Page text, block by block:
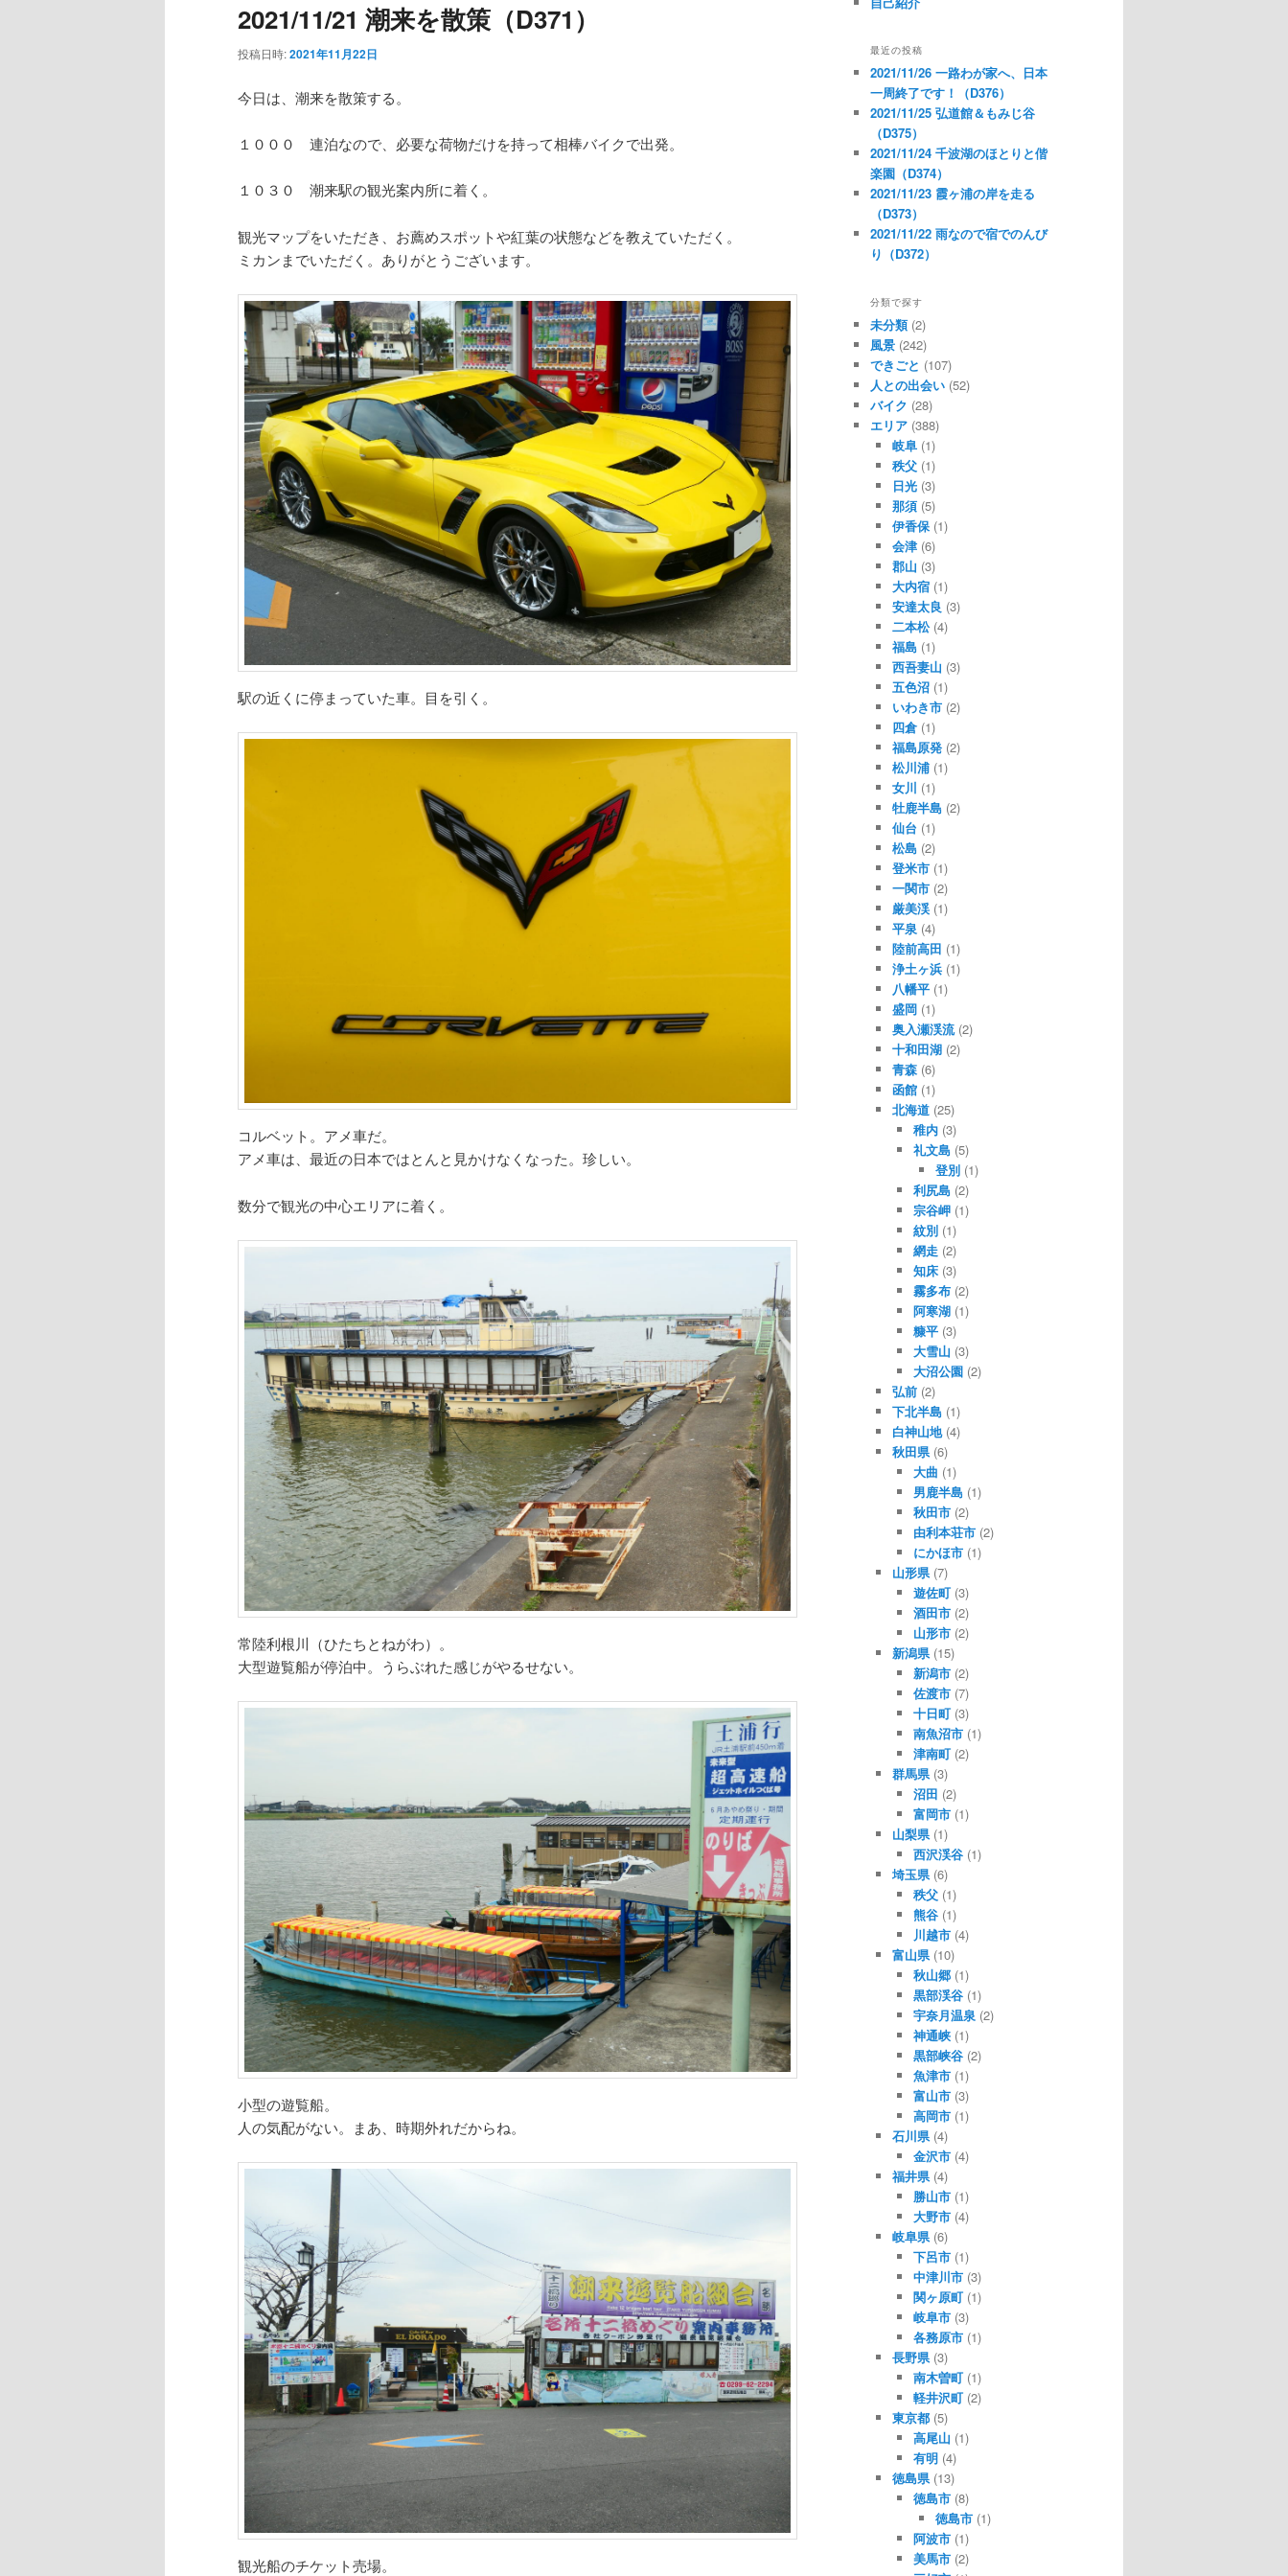
2021/11/21 潮来を散策（D371）
投稿日時:2021年11月22日
今日は、潮来を散策する。
１０００ 連泊なので、必要な荷物だけを持って相棒バイクで出発。
１０３０ 潮来駅の観光案内所に着く。
観光マップをいただき、お薦めスポットや紅葉の状態などを教えていただく。
ミカンまでいただく。ありがとうございます。
駅の近くに停まっていた車。目を引く。
コルベット。アメ車だ。
アメ車は、最近の日本ではとんと見かけなくなった。珍しい。
数分で観光の中心エリアに着く。
常陸利根川（ひたちとねがわ）。
大型遊覧船が停泊中。うらぶれた感じがやるせない。
小型の遊覧船。
人の気配がない。まあ、時期外れだからね。
観光船のチケット売場。
最近の投稿
2021/11/26 一路わが家へ、日本
一周終了です！（D376）
2021/11/25 弘道館＆もみじ谷
（D375）
2021/11/24 千波湖のほとりと偕
楽園（D374）
2021/11/23 霞ヶ浦の岸を走る
（D373）
2021/11/22 雨なので宿でのんび
り（D372）
分類で探す
未分類(2)
風景 (242)
できごと (107)
人との出会い (52)
バイク (28)
エリア (388)
岐阜(1)
秩父(1)
日光(3)
那須(5)
伊香保(1)
会津(6)
郡山 (3)
大内宿(1)
安達太良 (3)
二本松(4)
福島(1)
西吾妻山 (3)
五色沼(1)
いわき市(2)
四倉(1)
福島原発(2)
松川浦(1)
女川 (1)
牡鹿半島(2)
仙台 (1)
松島(2)
登米市(1)
一関市(2)
厳美渓(1)
平泉 (4)
陸前高田 (1)
浄土ヶ浜(1)
八幡平(1)
盛岡(1)
奥入瀬渓流(2)
十和田湖(2)
青森(6)
函館(1)
北海道(25)
稚内 (3)
礼文島 (5)
登別(1)
利尻島 (2)
宗谷岬 (1)
紋別 (1)
網走 (2)
知床 (3)
霧多布 (2)
阿寒湖 (1)
糠平 (3)
大雪山 (3)
大沼公園 (2)
弘前(2)
下北半島(1)
白神山地(4)
秋田県(6)
大曲 (1)
男鹿半島 (1)
秋田市 (2)
由利本荘市 (2)
にかほ市 (1)
山形県(7)
遊佐町 (3)
酒田市 (2)
山形市 (2)
新潟県(15)
新潟市 (2)
佐渡市 (7)
十日町 (3)
南魚沼市 (1)
津南町 (2)
群馬県(3)
沼田 (2)
富岡市 (1)
山梨県(1)
西沢渓谷 (1)
埼玉県(6)
秩父 (1)
熊谷 (1)
川越市 (4)
富山県(10)
秋山郷 (1)
黒部渓谷 (1)
宇奈月温泉 (2)
神通峡 (1)
黒部峡谷 (2)
魚津市 (1)
富山市 (3)
高岡市 (1)
石川県(4)
金沢市 (4)
福井県(4)
勝山市 (1)
大野市 (4)
岐阜県(6)
下呂市 (1)
中津川市 (3)
関ヶ原町 (1)
岐阜市 (3)
各務原市 (1)
長野県(3)
南木曽町 (1)
軽井沢町 (2)
東京都(5)
高尾山 (1)
有明 (4)
徳島県(13)
徳島市 (8)
徳島市(1)
阿波市 (1)
美馬市 (2)